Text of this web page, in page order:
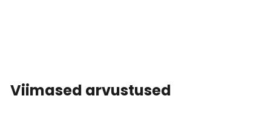
Viimased arvustused